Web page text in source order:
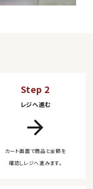
Step 2
レジへ進む
arrow_forward
カート画面で商品と金額を
確認しレジへ進みます。